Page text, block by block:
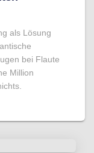
als Lösung
bei Flaute
Million